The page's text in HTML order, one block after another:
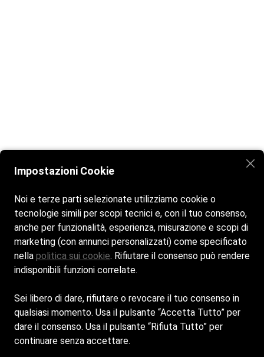
Home Spiaggia Bar e Ristorante
Contatti
Siamo aperti tutti i giorni dalle 7:00 alle 20:00
Impostazioni Cookie
Noi e terze parti selezionate utilizziamo cookie o
tecnologie simili per scopi tecnici e, con il tuo consenso,
anche per funzionalità, esperienza, misurazione e scopi di
marketing (con annunci personalizzati) come specificato
nella politica sui cookie. Rifiutare il consenso può rendere
indisponibili funzioni correlate.
Sei libero di dare, rifiutare o revocare il tuo consenso in
qualsiasi momento. Usa il pulsante “Accetta Tutto” per
dare il consenso. Usa il pulsante “Rifiuta Tutto” per
continuare senza accettare.